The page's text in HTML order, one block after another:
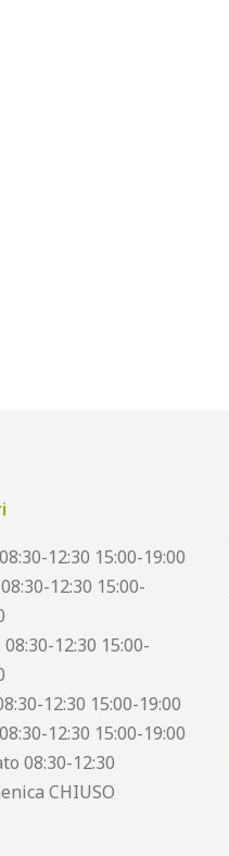
12:30 15:00-19:00
12:30 15:00-
12:30 15:00-
12:30 15:00-19:00
12:30 15:00-19:00
08:30-12:30
CHIUSO